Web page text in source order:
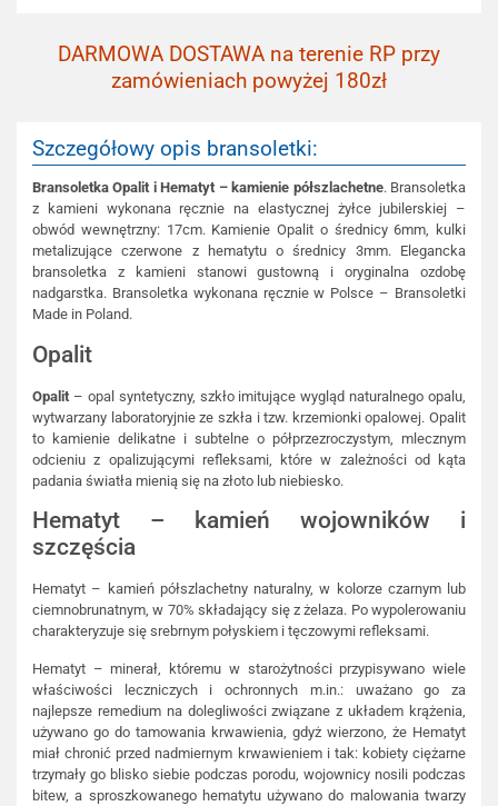
DARMOWA DOSTAWA na terenie RP przy
zamówieniach powyżej 180zł
Szczegółowy opis bransoletki:
Bransoletka Opalit i Hematyt – kamienie półszlachetne. Bransoletka
z kamieni wykonana ręcznie na elastycznej żyłce jubilerskiej –
obwód wewnętrzny: 17cm. Kamienie Opalit o średnicy 6mm, kulki
metalizujące czerwone z hematytu o średnicy 3mm. Elegancka
bransoletka z kamieni stanowi gustowną i oryginalna ozdobę
nadgarstka. Bransoletka wykonana ręcznie w Polsce – Bransoletki
Made in Poland.
Opalit
Opalit – opal syntetyczny, szkło imitujące wygląd naturalnego opalu,
wytwarzany laboratoryjnie ze szkła i tzw. krzemionki opalowej. Opalit
to kamienie delikatne i subtelne o półprzezroczystym, mlecznym
odcieniu z opalizującymi refleksami, które w zależności od kąta
padania światła mienią się na złoto lub niebiesko.
Hematyt – kamień wojowników i
szczęścia
Hematyt – kamień półszlachetny naturalny, w kolorze czarnym lub
ciemnobrunatnym, w 70% składający się z żelaza. Po wypolerowaniu
charakteryzuje się srebrnym połyskiem i tęczowymi refleksami.
Hematyt – minerał, któremu w starożytności przypisywano wiele
właściwości leczniczych i ochronnych m.in.: uważano go za
najlepsze remedium na dolegliwości związane z układem krążenia,
używano go do tamowania krwawienia, gdyż wierzono, że Hematyt
miał chronić przed nadmiernym krwawieniem i tak: kobiety ciężarne
trzymały go blisko siebie podczas porodu, wojownicy nosili podczas
bitew, a sproszkowanego hematytu używano do malowania twarzy